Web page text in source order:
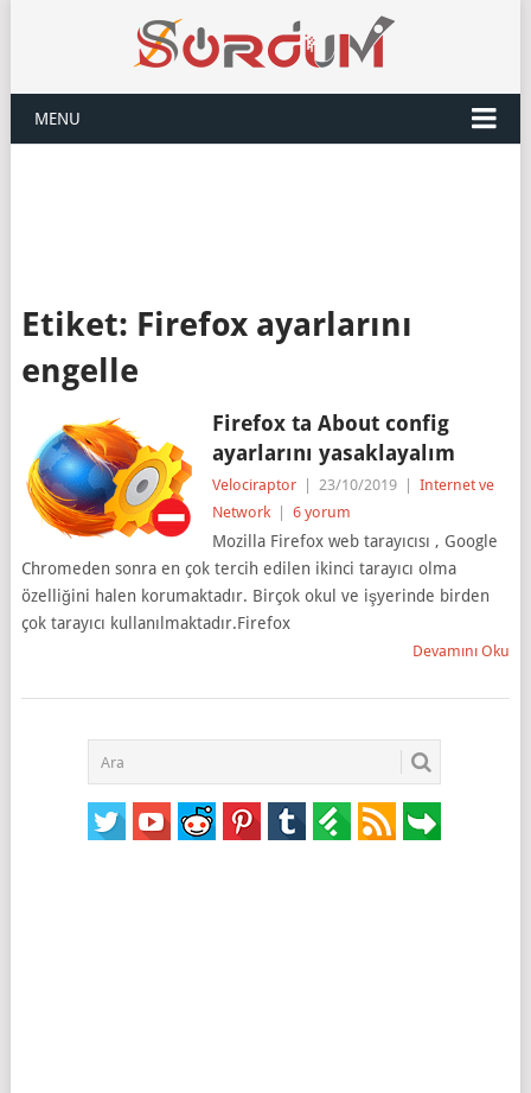
MENU
Etiket: Firefox ayarlarını
engelle
Firefox ta About config
ayarlarını yasaklayalım
Velociraptor 23/10/2019
Internet ve
Network
6 yorum
Mozilla Firefox web tarayıcısı , Google
Chromeden sonra en çok tercih edilen ikinci tarayıcı olma
özelliğini halen korumaktadır. Birçok okul ve işyerinde birden
çok tarayıcı kullanılmaktadır.Firefox
Devamını Oku